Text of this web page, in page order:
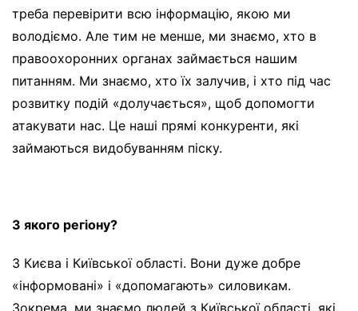
треба перевірити всю інформацію, якою ми
володіємо. Але тим не менше, ми знаємо, хто в
правоохоронних органах займається нашим
питанням. Ми знаємо, хто їх залучив, і хто під час
розвитку подій «долучається», щоб допомогти
атакувати нас. Це наші прямі конкуренти, які
займаються видобуванням піску.
З якого регіону?
З Києва і Київської області. Вони дуже добре
«інформовані» і «допомагають» силовикам.
Зокрема, ми знаємо людей з Київської області, які